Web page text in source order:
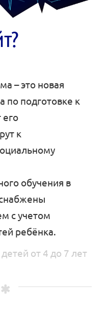
– это новая
по подготовке к
его
к
обучения в
с учетом
ребёнка.
от 4 до 7 лет